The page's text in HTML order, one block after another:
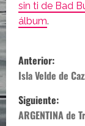
sin ti de Bad
álbum.
N
a
v
Anterior:
Isla Velde de
Siguiente:
ARGENTINA de